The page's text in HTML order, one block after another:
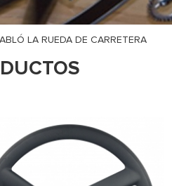
LA RUEDA DE CARRETERA